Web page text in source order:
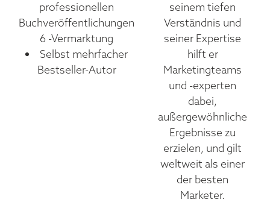
professionellen
Buchveröffentlichungen
6 -Vermarktung
Selbst mehrfacher
Bestseller-Autor
seinem tiefen
Verständnis und
seiner Expertise
hilft er
Marketingteams
und -experten
dabei,
außergewöhnliche
Ergebnisse zu
erzielen, und gilt
weltweit als einer
der besten
Marketer.